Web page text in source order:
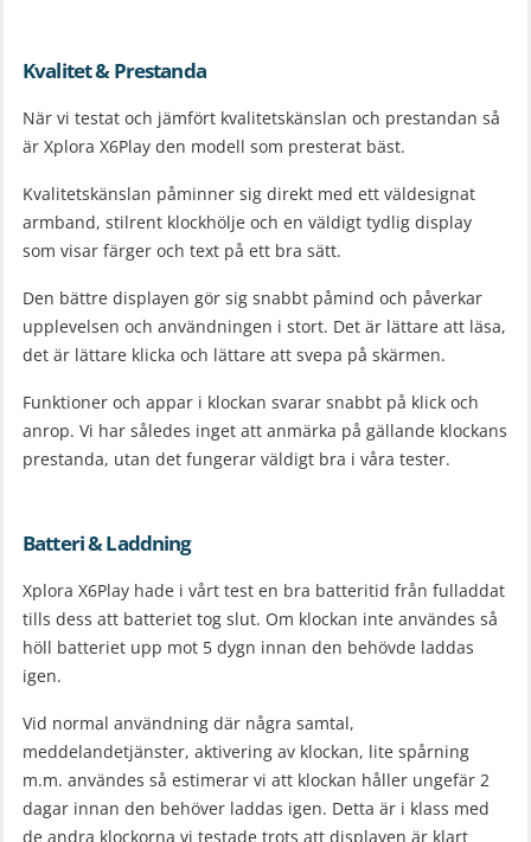
Kvalitet & Prestanda
När vi testat och jämfört kvalitetskänslan och prestandan så
är Xplora X6Play den modell som presterat bäst.
Kvalitetskänslan påminner sig direkt med ett väldesignat
armband, stilrent klockhölje och en väldigt tydlig display
som visar färger och text på ett bra sätt.
Den bättre displayen gör sig snabbt påmind och påverkar
upplevelsen och användningen i stort. Det är lättare att läsa,
det är lättare klicka och lättare att svepa på skärmen.
Funktioner och appar i klockan svarar snabbt på klick och
anrop. Vi har således inget att anmärka på gällande klockans
prestanda, utan det fungerar väldigt bra i våra tester.
Batteri & Laddning
Xplora X6Play hade i vårt test en bra batteritid från fulladdat
tills dess att batteriet tog slut. Om klockan inte användes så
höll batteriet upp mot 5 dygn innan den behövde laddas
igen.
Vid normal användning där några samtal,
meddelandetjänster, aktivering av klockan, lite spårning
m.m. användes så estimerar vi att klockan håller ungefär 2
dagar innan den behöver laddas igen. Detta är i klass med
de andra klockorna vi testade trots att displayen är klart